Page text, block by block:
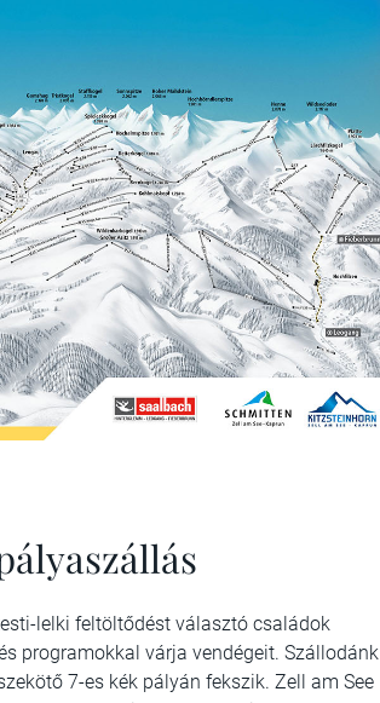
lelki feltöltődést választó családok
programokkal várja vendégeit. Szállodánk
7-es kék pályán fekszik. Zell am See